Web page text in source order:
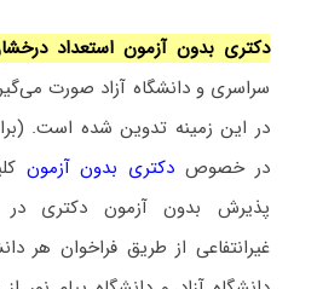
دکتری بدون آزمون استعداد
سراسری و دانشگاه آزاد صورت
در این زمینه تدوین شده است.
در خصوص دکتری بدون آزمون
پذیرش بدون آزمون دکتری در
غیرانتفاعی از طریق فراخوان هر